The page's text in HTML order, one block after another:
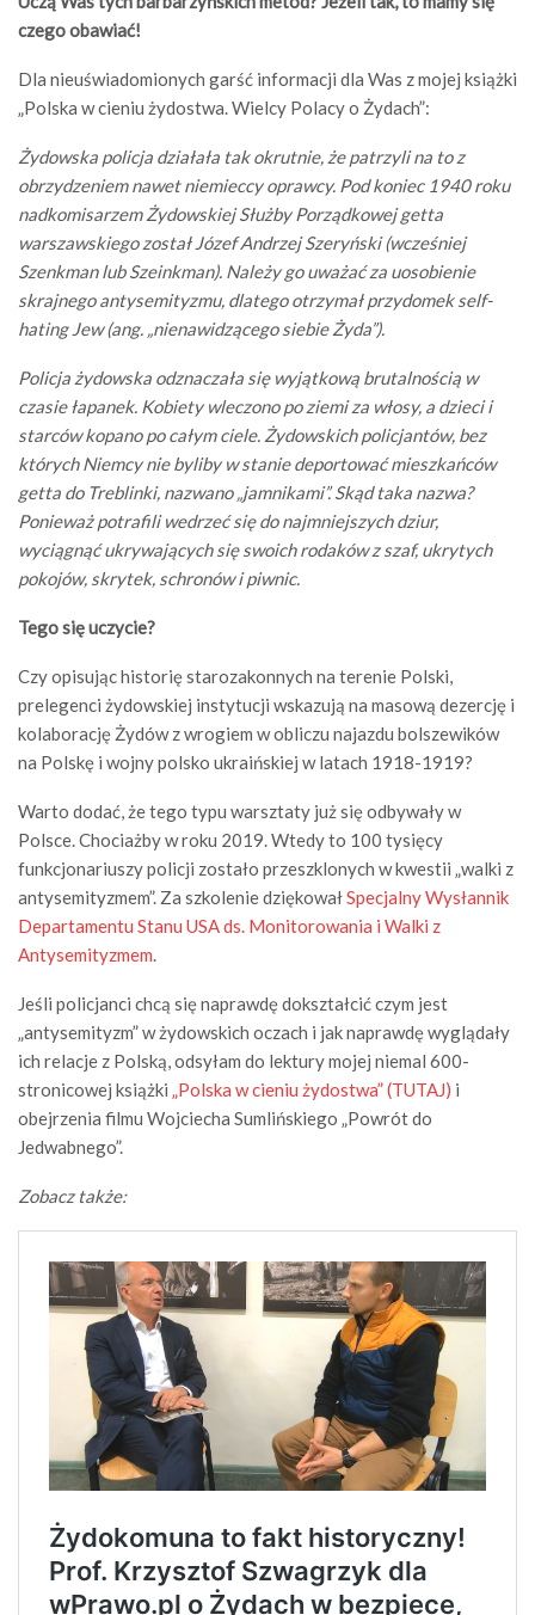
czego obawiać!
Dla nieuświadomionych garść informacji dla Was z mojej książki
„Polska w cieniu żydostwa. Wielcy Polacy o Żydach”:
Żydowska policja działała tak okrutnie, że patrzyli na to z
obrzydzeniem nawet niemieccy oprawcy. Pod koniec 1940 roku
nadkomisarzem Żydowskiej Służby Porządkowej getta
warszawskiego został Józef Andrzej Szeryński (wcześniej
Szenkman lub Szeinkman). Należy go uważać za uosobienie
skrajnego antysemityzmu, dlatego otrzymał przydomek self-
hating Jew (ang. „nienawidzącego siebie Żyda”).
Policja żydowska odznaczała się wyjątkową brutalnością w
czasie łapanek. Kobiety wleczono po ziemi za włosy, a dzieci i
starców kopano po całym ciele. Żydowskich policjantów, bez
których Niemcy nie byliby w stanie deportować mieszkańców
getta do Treblinki, nazwano „jamnikami”. Skąd taka nazwa?
Ponieważ potrafili wedrzeć się do najmniejszych dziur,
wyciągnąć ukrywających się swoich rodaków z szaf, ukrytych
pokojów, skrytek, schronów i piwnic.
Tego się uczycie?
Czy opisując historię starozakonnych na terenie Polski,
prelegenci żydowskiej instytucji wskazują na masową dezercję i
kolaborację Żydów z wrogiem w obliczu najazdu bolszewików
na Polskę i wojny polsko ukraińskiej w latach 1918-1919?
Warto dodać, że tego typu warsztaty już się odbywały w
Polsce. Chociażby w roku 2019. Wtedy to 100 tysięcy
funkcjonariuszy policji zostało przeszklonych w kwestii „walki z
antysemityzmem”. Za szkolenie dziękowałSpecjalny Wysłannik
Departamentu Stanu USA ds. Monitorowania i Walki z
Antysemityzmem.
Jeśli policjanci chcą się naprawdę dokształcić czym jest
„antysemityzm” w żydowskich oczach i jak naprawdę wyglądały
ich relacje z Polską, odsyłam do lektury mojej niemal 600-
stronicowej książki „Polska w cieniu żydostwa” (TUTAJ) i
obejrzenia filmu Wojciecha Sumlińskiego „Powrót do
Jedwabnego”.
Zobacz także: